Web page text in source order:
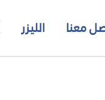
الليزر معنا